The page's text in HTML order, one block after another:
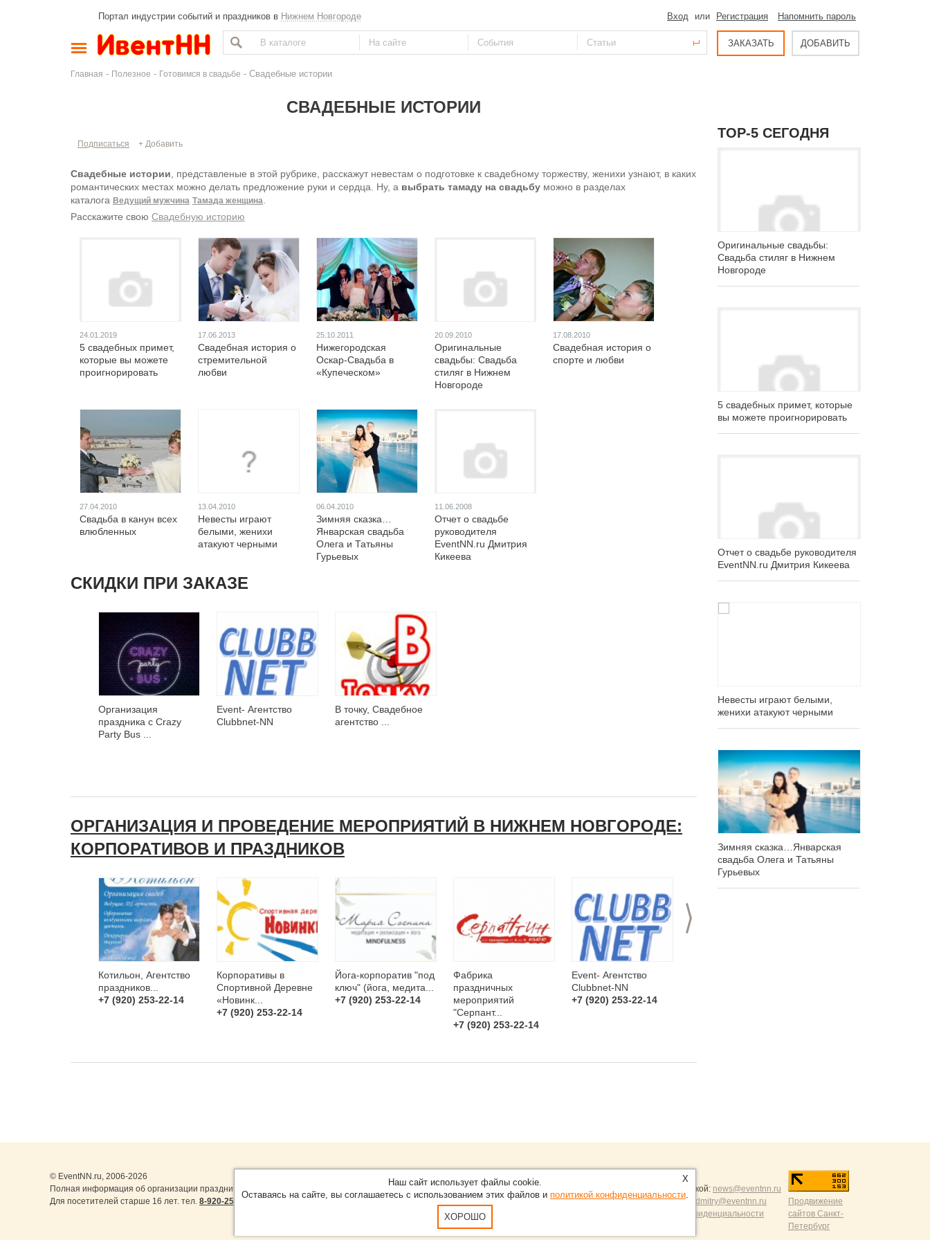
Портал индустрии событий и праздников в Нижнем Новгороде Вход или Регистрация Напомнить пароль
ЗАКАЗАТЬ ДОБАВИТЬ
Главная - Полезное - Готовимся в свадьбе - Свадебные истории
СВАДЕБНЫЕ ИСТОРИИ
Подписаться + Добавить
Свадебные истории , представленые в этой рубрике, расскажут невестам о подготовке к свадебному торжеству, женихи узнают, в каких
романтических местах можно делать предложение руки и сердца. Ну, а выбрать тамаду на свадьбу можно в разделах
каталога Ведущий мужчина Тамада женщина
Расскажите свою Свадебную историю
24.01.2019
5 свадебных примет,
которые вы можете
проигнорировать
17.06.2013
Свадебная история о
стремительной
любви
25.10.2011
Нижегородская
Оскар-Свадьба в
«Купеческом»
20.09.2010
Оригинальные
свадьбы: Свадьба
стиляг в Нижнем
Новгороде
17.08.2010
Свадебная история о
спорте и любви
27.04.2010
Свадьба в канун всех
влюбленных
13.04.2010
Невесты играют
белыми, женихи
атакуют черными
06.04.2010
Зимняя сказка…
Январская свадьба
Олега и Татьяны
Гурьевых
11.06.2008
Отчет о свадьбе
руководителя
EventNN.ru Дмитрия
Кикеева
СКИДКИ ПРИ ЗАКАЗЕ
Организация
праздника с Crazy
Party Bus ...
Event- Агентство
Clubbnet-NN
В точку, Свадебное
агентство ...
ОРГАНИЗАЦИЯ И ПРОВЕДЕНИЕ МЕРОПРИЯТИЙ В НИЖНЕМ НОВГОРОДЕ:
КОРПОРАТИВОВ И ПРАЗДНИКОВ
>
Котильон, Агентство
праздников...
+7 (920) 253-22-14
Корпоративы в
Спортивной Деревне
«Новинк...
+7 (920) 253-22-14
Йога-корпоратив "под
ключ" (йога, медита...
+7 (920) 253-22-14
Фабрика
праздничных
мероприятий
"Серпант...
+7 (920) 253-22-14
Event- Агентство
Clubbnet-NN
+7 (920) 253-22-14
ТОР-5 СЕГОДНЯ
Оригинальные свадьбы:
Свадьба стиляг в Нижнем
Новгороде
5 свадебных примет, которые
вы можете проигнорировать
Отчет о свадьбе руководителя
EventNN.ru Дмитрия Кикеева
Невесты играют белыми,
женихи атакуют черными
Зимняя сказка…Январская
свадьба Олега и Татьяны
Гурьевых
© EventNN.ru, 2006-2026
Полная информация об организации праздничных мероприятий в Нижнем Новгороде.
Для посетителей старше 16 лет. тел. 8-920-253-22-14 8-999-077-15-51
О проекте
Карта сайта
Обращайтесь на портал
С новостями, пресс-релизами и разумной критикой: news@eventnn.ru
По вопросам добавления информации на сайт: dmitry@eventnn.ru
Пользовательское Соглашение и политика конфиденциальности
Продвижение
сайтов Санкт-
Петербург
X
Наш сайт использует файлы cookie.
Оставаясь на сайте, вы соглашаетесь с использованием этих файлов и политикой конфиденциальности.
ХОРОШО